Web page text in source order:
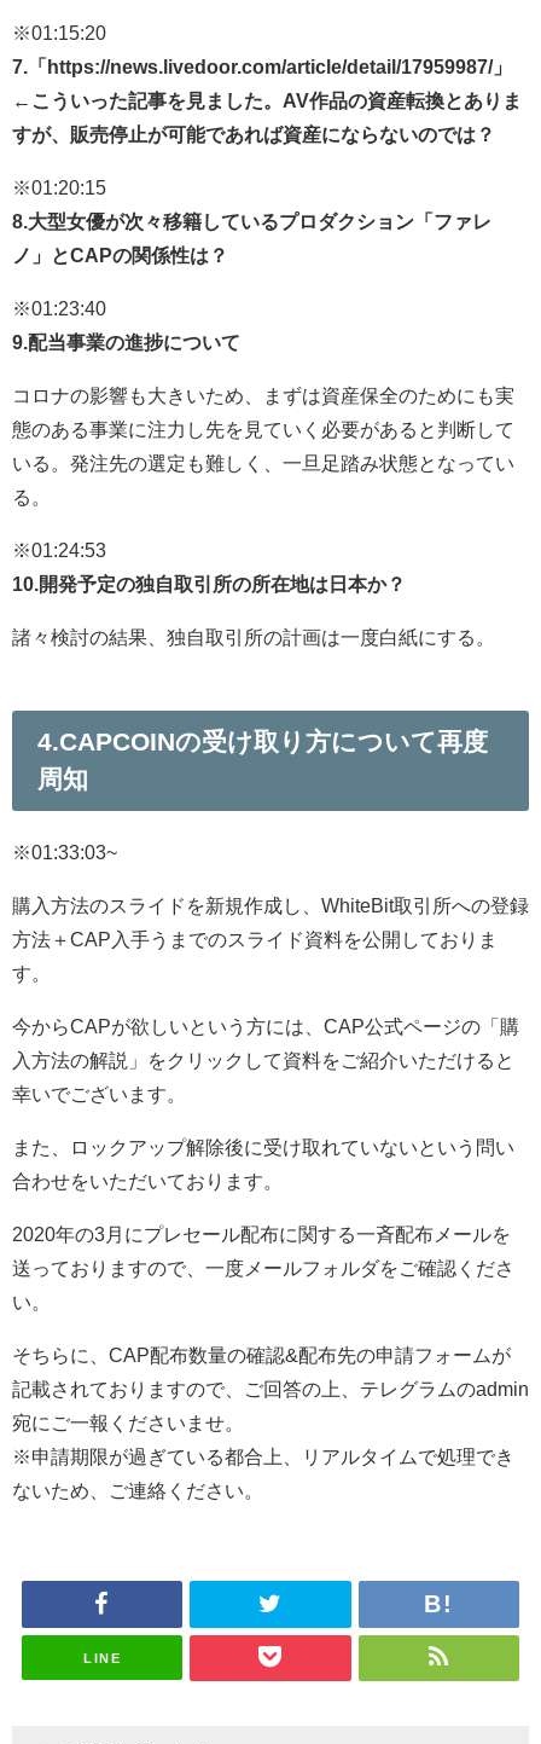
※01:15:20
7.「https://news.livedoor.com/article/detail/17959987/」
←こういった記事を見ました。AV作品の資産転換とありま
すが、販売停止が可能であれば資産にならないのでは？
※01:20:15
8.大型女優が次々移籍しているプロダクション「ファレ
ノ」とCAPの関係性は？
※01:23:40
9.配当事業の進捗について
コロナの影響も大きいため、まずは資産保全のためにも実
態のある事業に注力し先を見ていく必要があると判断して
いる。発注先の選定も難しく、一旦足踏み状態となってい
る。
※01:24:53
10.開発予定の独自取引所の所在地は日本か？
諸々検討の結果、独自取引所の計画は一度白紙にする。
4.CAPCOINの受け取り方について再度
周知
※01:33:03~
購入方法のスライドを新規作成し、WhiteBit取引所への登録
方法＋CAP入手うまでのスライド資料を公開しておりま
す。
今からCAPが欲しいという方には、CAP公式ページの「購
入方法の解説」をクリックして資料をご紹介いただけると
幸いでございます。
また、ロックアップ解除後に受け取れていないという問い
合わせをいただいております。
2020年の3月にプレセール配布に関する一斉配布メールを
送っておりますので、一度メールフォルダをご確認くださ
い。
そちらに、CAP配布数量の確認&配布先の申請フォームが
記載されておりますので、ご回答の上、テレグラムのadmin
宛にご一報くださいませ。
※申請期限が過ぎている都合上、リアルタイムで処理でき
ないため、ご連絡ください。
LINE